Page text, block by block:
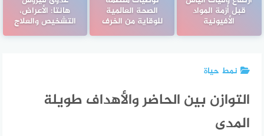
قبل أزمة المواد
الأفيونية
الصحة العالمية
للوقاية من الخرف
هانتا: الأعراض،
التشخيص والعلاج
نمط حياة
التوازن بين الحاضر والأهداف طويلة
المدى